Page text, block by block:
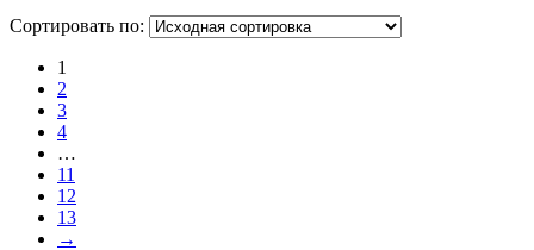
Сортировать по:
1
2
3
4
…
11
12
13
→